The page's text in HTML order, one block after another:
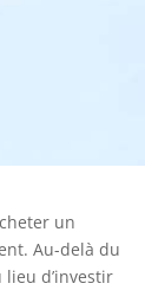
un
Au-delà du
d’investir